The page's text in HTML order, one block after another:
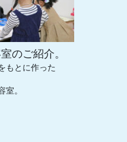
のご紹介。
もとに作った
室。